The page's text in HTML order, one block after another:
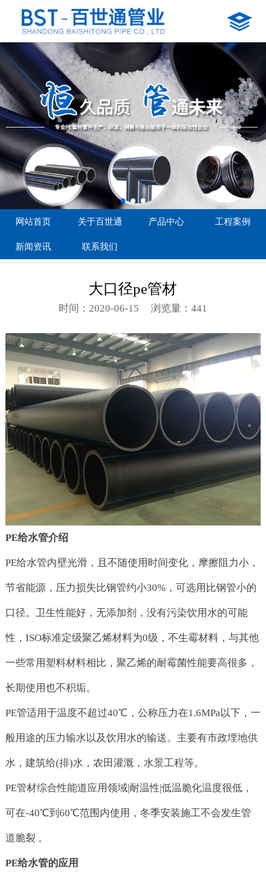
关于百世通
产品中心
工程案例
联系我们
网站首页 关于百世通 产品中心 工程案例
新闻资讯 联系我们
大口径pe管材
时间：2020-06-15 浏览量：441
PE给水管介绍
PE给水管内壁光滑，且不随使用时间变化，摩擦阻力小，
节省能源，压力损失比钢管约小30%，可选用比钢管小的
口径。卫生性能好，无添加剂，没有污染饮用水的可能
性，ISO标准定级聚乙烯材料为0级，不生霉材料，与其他
一些常用塑料材料相比，聚乙烯的耐霉菌性能要高很多，
长期使用也不积垢。
PE管适用于温度不超过40℃，公称压力在1.6MPa以下，一
般用途的压力输水以及饮用水的输送。主要有市政埋地供
水，建筑给(排)水，农田灌溉，水景工程等。
PE管材综合性能道应用领域|耐温性|低温脆化温度很低，
可在-40℃到60℃范围内使用，冬季安装施工不会发生管
道脆裂 。
PE给水管的应用